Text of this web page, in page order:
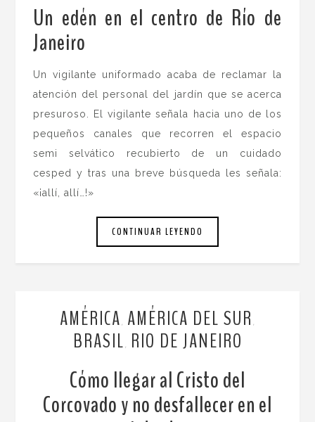
Un edén en el centro de Río de
Janeiro
Un vigilante uniformado acaba de reclamar la
atención del personal del jardín que se acerca
presuroso. El vigilante señala hacia uno de los
pequeños canales que recorren el espacio
semi selvático recubierto de un cuidado
cesped y tras una breve búsqueda les señala:
«¡allí, allí…!»
CONTINUAR LEYENDO
AMÉRICA AMÉRICA DEL SUR
BRASIL RIO DE JANEIRO
Cómo llegar al Cristo del
Corcovado y no desfallecer en el